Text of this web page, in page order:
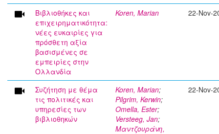
Βιβλιοθήκες και
επιχειρηματικότητα:
νέες ευκαιρίες για
πρόσθετη αξία
βασισμένες σε
εμπειρίες στην
Ολλανδία
Koren, Marian 22-Nov-
Συζήτηση με θέμα
τις πολιτικές και
υπηρεσίες των
βιβλιοθηκών
Koren, Marian;
Pilgrim, Kerwin;
Omella, Ester;
Versteeg, Jan;
Μαντζουράνη,
22-Nov-